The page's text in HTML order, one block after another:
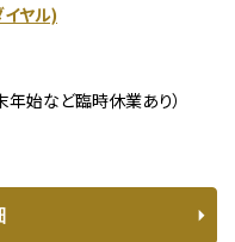
ヤル)
年始など臨時休業あり）